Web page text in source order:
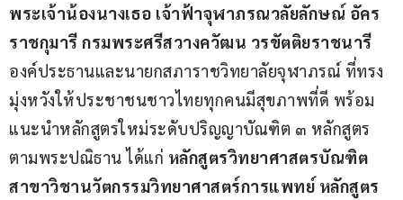
พระเจ้าน้องนางเธอ เจ้าฟ้าจุฬาภรณวลัยลักษณ์ อัคร
ราชกุมารี กรมพระศรีสวางควัฒน วรขัตติยราชนารี
องค์ประธานและนายกสภาราชวิทยาลัยจุฬาภรณ์ ที่ทรง
มุ่งหวังให้ประชาชนชาวไทยทุกคนมีสุขภาพที่ดี พร้อม
แนะนำหลักสูตรใหม่ระดับปริญญาบัณฑิต ๓ หลักสูตร
ตามพระปณิธาน ได้แก่ หลักสูตรวิทยาศาสตรบัณฑิต
สาขาวิชานวัตกรรมวิทยาศาสตร์การแพทย์ หลักสูตร